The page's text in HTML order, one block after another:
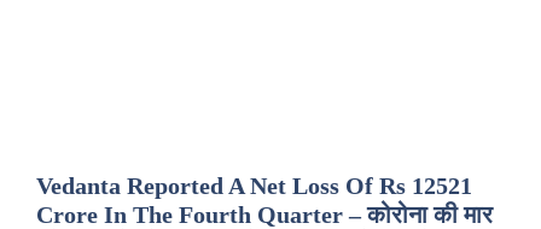
Vedanta Reported A Net Loss Of Rs 12521
Crore In The Fourth Quarter – कोरोना की मार